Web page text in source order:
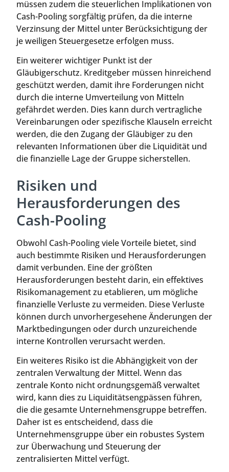
müssen zudem die steuerlichen Implikationen von
Cash-Pooling sorgfältig prüfen, da die interne
Verzinsung der Mittel unter Berücksichtigung der
je weiligen Steuergesetze erfolgen muss.
Ein weiterer wichtiger Punkt ist der
Gläubigerschutz. Kreditgeber müssen hinreichend
geschützt werden, damit ihre Forderungen nicht
durch die interne Umverteilung von Mitteln
gefährdet werden. Dies kann durch vertragliche
Vereinbarungen oder spezifische Klauseln erreicht
werden, die den Zugang der Gläubiger zu den
relevanten Informationen über die Liquidität und
die finanzielle Lage der Gruppe sicherstellen.
Risiken und
Herausforderungen des
Cash-Pooling
Obwohl Cash-Pooling viele Vorteile bietet, sind
auch bestimmte Risiken und Herausforderungen
damit verbunden. Eine der größten
Herausforderungen besteht darin, ein effektives
Risikomanagement zu etablieren, um mögliche
finanzielle Verluste zu vermeiden. Diese Verluste
können durch unvorhergesehene Änderungen der
Marktbedingungen oder durch unzureichende
interne Kontrollen verursacht werden.
Ein weiteres Risiko ist die Abhängigkeit von der
zentralen Verwaltung der Mittel. Wenn das
zentrale Konto nicht ordnungsgemäß verwaltet
wird, kann dies zu Liquiditätsengpässen führen,
die die gesamte Unternehmensgruppe betreffen.
Daher ist es entscheidend, dass die
Unternehmensgruppe über ein robustes System
zur Überwachung und Steuerung der
zentralisierten Mittel verfügt.